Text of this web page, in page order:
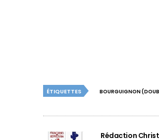
ÉTIQUETTES BOURGUIGNON
Rédaction